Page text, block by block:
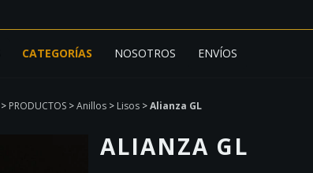
CATEGORÍAS NOSOTROS ENVÍOS
> PRODUCTOS >Anillos > Lisos >Alianza GL
ALIANZA GL